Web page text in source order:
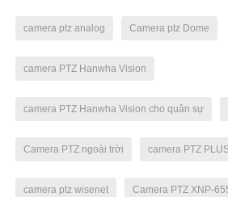
camera ptz analog Camera ptz Dome
camera PTZ Hanwha Vision
camera PTZ Hanwha Vision cho quân sự
Camera PTZ ngoài trời camera PTZ
camera ptz wisenet Camera PTZ XNP-